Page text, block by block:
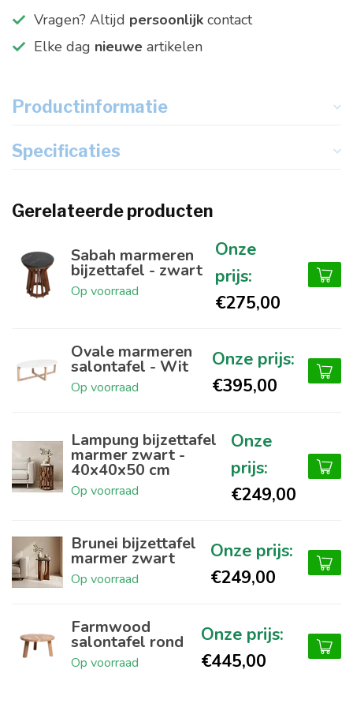
Vragen? Altijd persoonlijk contact
Elke dag nieuwe artikelen
Productinformatie
Specificaties
Gerelateerde producten
Sabah marmeren
bijzettafel - zwart
Op voorraad €275,00
Ovale marmeren
salontafel - Wit
Op voorraad €395,00
Lampung bijzettafel
marmer zwart -
40x40x50 cm
Op voorraad €249,00
Brunei bijzettafel
marmer zwart
Op voorraad €249,00
Farmwood
salontafel rond
Op voorraad €445,00